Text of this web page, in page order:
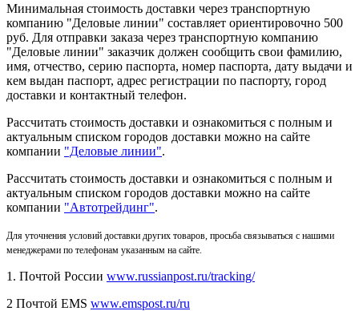
Минимальная стоимость доставки через транспортную
компанию "Деловые линии" составляет ориентировочно 500
руб. Для отправки заказа через транспортную компанию
"Деловые линии" заказчик должен сообщить свои фамилию,
имя, отчество, серию паспорта, номер паспорта, дату выдачи и
кем выдан паспорт, адрес регистрации по паспорту, город
доставки и контактный телефон.
Рассчитать стоимость доставки и ознакомиться с полным и
актуальным списком городов доставки можно на сайте
компании "Деловые линии".
Рассчитать стоимость доставки и ознакомиться с полным и
актуальным списком городов доставки можно на сайте
компании "Автотрейдинг".
Для уточнения условий доставки других товаров, просьба связываться с нашими
менеджерами по телефонам указанным на сайте.
1. Почтой России www.russianpost.ru/tracking/
2 Почтой EMS www.emspost.ru/ru